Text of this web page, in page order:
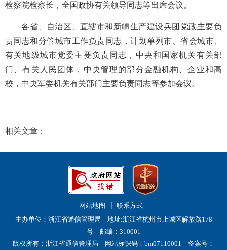
检察院检察长，全国政协有关领导同志等出席会议。
各省、自治区、直辖市和新疆生产建设兵团党政主要负
责同志和分管城市工作负责同志，计划单列市、省会城市、
有关地级城市党委主要负责同志，中央和国家机关有关部
门、有关人民团体，中央管理的部分金融机构、企业和高
校，中央军委机关有关部门主要负责同志等参加会议。
相关文章：
网站地图
联系方式
主办单位：浙江省通信管理局 地址:浙江省杭州市上城区解放路178
号 邮编：310001
版权所有：浙江省通信管理局 网站标识码：bm07110001 备案号：